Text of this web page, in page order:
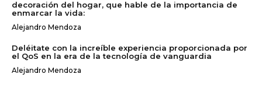
decoración del hogar, que hable de la importancia de
enmarcar la vida:
Alejandro Mendoza
Deléitate con la increíble experiencia proporcionada por
el QoS en la era de la tecnología de vanguardia
Alejandro Mendoza